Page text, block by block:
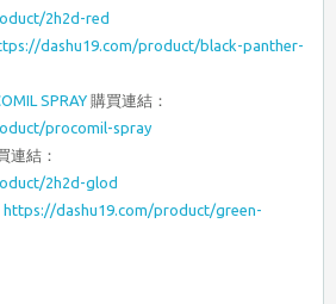
2h2d-red
dashu19.com/product/black-panther-
SPRAY 購買連結：
procomil-spray
連結：
2h2d-glod
https://dashu19.com/product/green-